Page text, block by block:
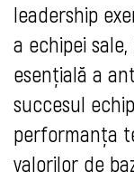
leadership
a echipei
esențială a
succesul
performanța
valorilor de